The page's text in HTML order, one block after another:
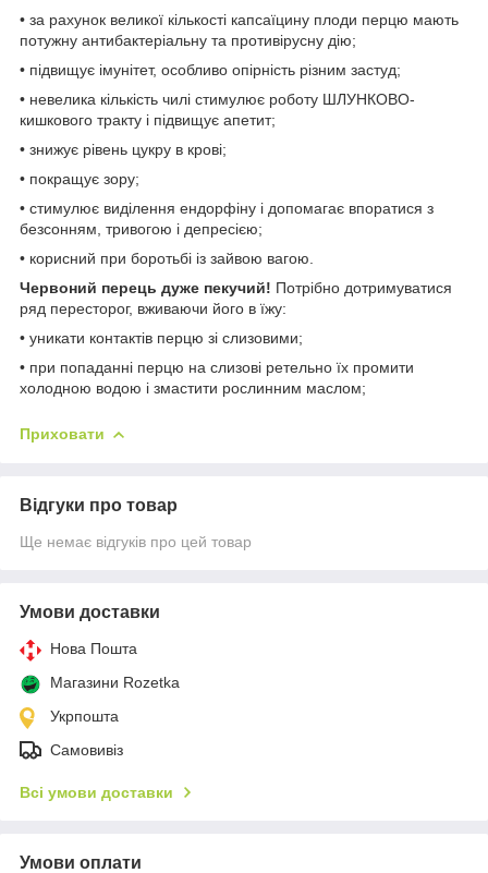
• за рахунок великої кількості капсаїцину плоди перцю мають
потужну антибактеріальну та противірусну дію;
• підвищує імунітет, особливо опірність різним застуд;
• невелика кількість чилі стимулює роботу ШЛУНКОВО-
кишкового тракту і підвищує апетит;
• знижує рівень цукру в крові;
• покращує зору;
• стимулює виділення ендорфіну і допомагає впоратися з
безсонням, тривогою і депресією;
• корисний при боротьбі із зайвою вагою.
Червоний перець дуже пекучий! Потрібно дотримуватися
ряд пересторог, вживаючи його в їжу:
• уникати контактів перцю зі слизовими;
• при попаданні перцю на слизові ретельно їх промити
холодною водою і змастити рослинним маслом;
Приховати
Відгуки про товар
Ще немає відгуків про цей товар
Умови доставки
Нова Пошта
Магазини Rozetka
Укрпошта
Самовивіз
Всі умови доставки
Умови оплати